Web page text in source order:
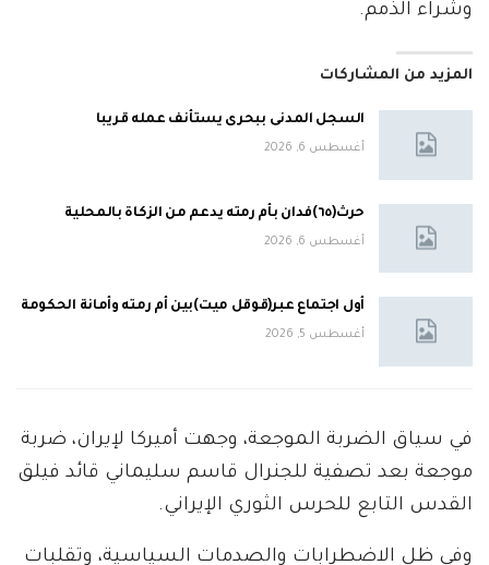
وشراء الذمم.
المزيد من المشاركات
السجل المدنى ببحرى يستأنف عمله قريبا
أغسطس 6, 2026
حرث(٦٥)فدان بأم رمته يدعم من الزكاة بالمحلية
أغسطس 6, 2026
أول اجتماع عبر(قوقل ميت)بين أم رمته وأمانة الحكومة
أغسطس 5, 2026
في سياق الضربة الموجعة، وجهت أميركا لإيران، ضربة
موجعة بعد تصفية للجنرال قاسم سليماني قائد فيلق
القدس التابع للحرس الثوري الإيراني.
وفي ظل الاضطرابات والصدمات السياسية، وتقلبات